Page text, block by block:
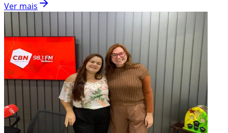
Ver mais